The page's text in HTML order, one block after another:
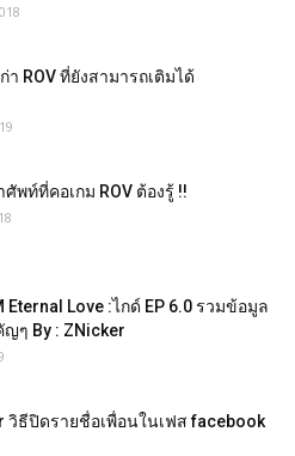
า ROV ที่ยังสามารถเติมได้
ศัพท์ที่คอเกม ROV ต้องรู้ !!
Eternal Love :ไกด์ EP 6.0 รวมข้อมูล
ๆ By : ZNicker
วิธีปิดรายชื่อเพื่อนในเฟส facebook